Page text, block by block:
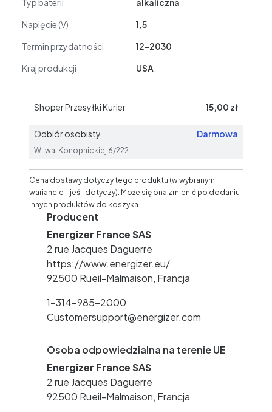
Typ baterii
alkaliczna
Napięcie (V)
1,5
Termin przydatności
12-2030
Kraj produkcji
USA
Shoper Przesyłki Kurier 15,00 zł
Odbiór osobisty Darmowa
W-wa, Konopnickiej 6/222
Cena dostawy dotyczy tego produktu (w wybranym
wariancie - jeśli dotyczy). Może się ona zmienić po dodaniu
innych produktów do koszyka.
Producent
Energizer France SAS
2 rue Jacques Daguerre
https://www.energizer.eu/
92500 Rueil-Malmaison, Francja
1-314-985-2000
Customersupport@energizer.com
Osoba odpowiedzialna na terenie UE
Energizer France SAS
2 rue Jacques Daguerre
92500 Rueil-Malmaison, Francja